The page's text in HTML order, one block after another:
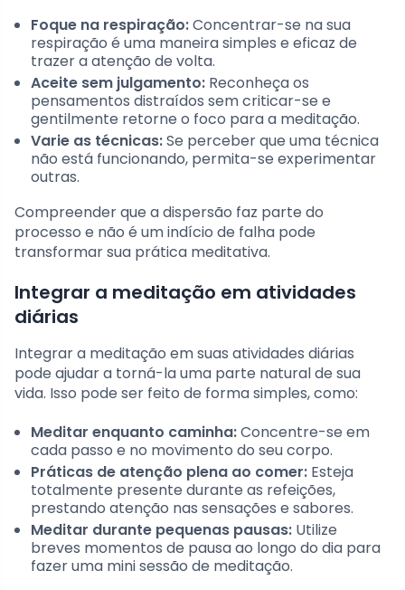
Foque na respiração:Concentrar-se na sua
respiração é uma maneira simples e eficaz de
trazer a atenção de volta.
Aceite sem julgamento: Reconheça os
pensamentos distraídos sem criticar-se e
gentilmente retorne o foco para a meditação.
Varie as técnicas:Se perceber que uma técnica
não está funcionando, permita-se experimentar
outras.
Compreender que a dispersão faz parte do
processo e não é um indício de falha pode
transformar sua prática meditativa.
Integrar a meditação em atividades
diárias
Integrar a meditação em suas atividades diárias
pode ajudar a torná-la uma parte natural de sua
vida. Isso pode ser feito de forma simples, como:
Meditar enquanto caminha:Concentre-se em
cada passo e no movimento do seu corpo.
Práticas de atenção plena ao comer: Esteja
totalmente presente durante as refeições,
prestando atenção nas sensações e sabores.
Meditar durante pequenas pausas: Utilize
breves momentos de pausa ao longo do dia para
fazer uma mini sessão de meditação.